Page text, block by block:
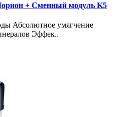
+ Сменный модуль K5
Абсолютное умягчение
Эффек..